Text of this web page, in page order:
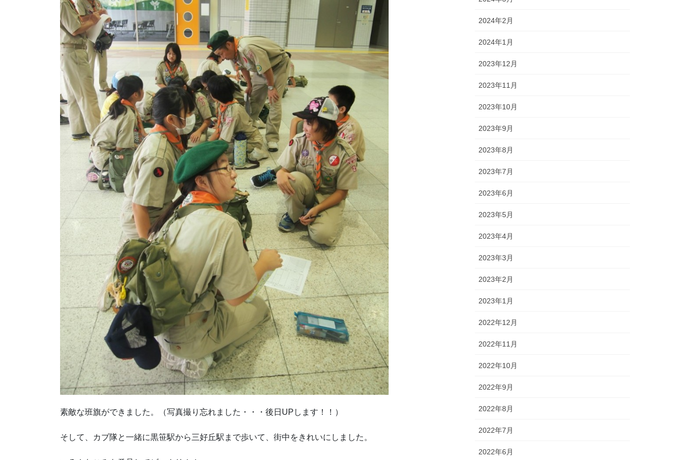
素敵な班旗ができました。（写真撮り忘れました・・・後日UPします！！）
そして、カブ隊と一緒に黒笹駅から三好丘駅まで歩いて、街中をきれいにしました。
2024年2月
2024年1月
2023年12月
2023年11月
2023年10月
2023年9月
2023年8月
2023年7月
2023年6月
2023年5月
2023年4月
2023年3月
2023年2月
2023年1月
2022年12月
2022年11月
2022年10月
2022年9月
2022年8月
2022年7月
2022年6月